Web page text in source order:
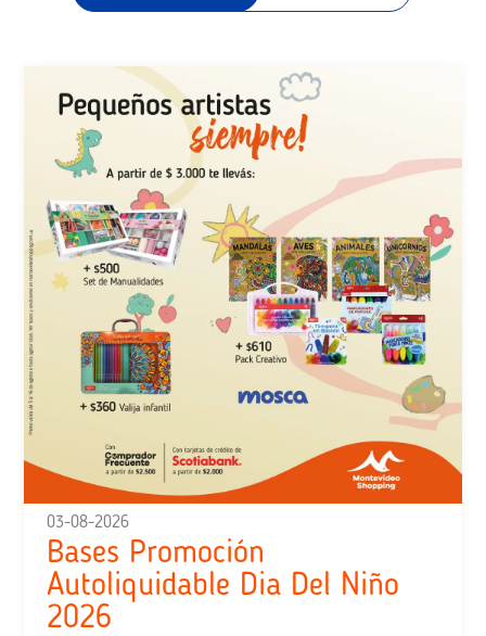
03-08-2026
Bases Promoción
Autoliquidable Dia Del Niño
2026